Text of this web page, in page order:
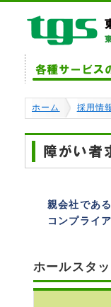
ホーム 採用情
親会社であ
コンプライ
ホールスタ